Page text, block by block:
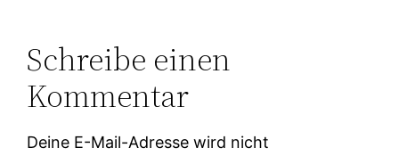
Schreibe einen
Kommentar
Deine E-Mail-Adresse wird nicht